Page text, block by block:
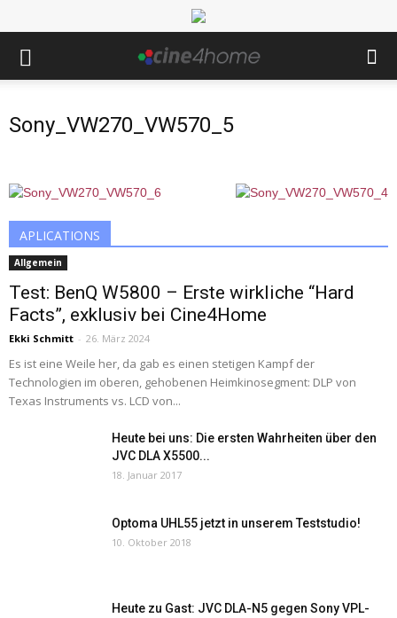
Sony_VW270_VW570_5
APLICATIONS
Allgemein
Test: BenQ W5800 – Erste wirkliche “Hard
Facts”, exklusiv bei Cine4Home
Ekki Schmitt - 26. März 2024
Es ist eine Weile her, da gab es einen stetigen Kampf der
Technologien im oberen, gehobenen Heimkinosegment: DLP von
Texas Instruments vs. LCD von...
Heute bei uns: Die ersten Wahrheiten über den
JVC DLA X5500...
18. Januar 2017
Optoma UHL55 jetzt in unserem Teststudio!
10. Oktober 2018
Heute zu Gast: JVC DLA-N5 gegen Sony VPL-